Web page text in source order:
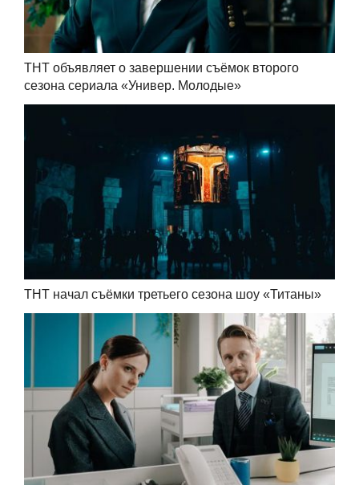
ТНТ объявляет о завершении съёмок второго
сезона сериала «Универ. Молодые»
ТНТ начал съёмки третьего сезона шоу «Титаны»